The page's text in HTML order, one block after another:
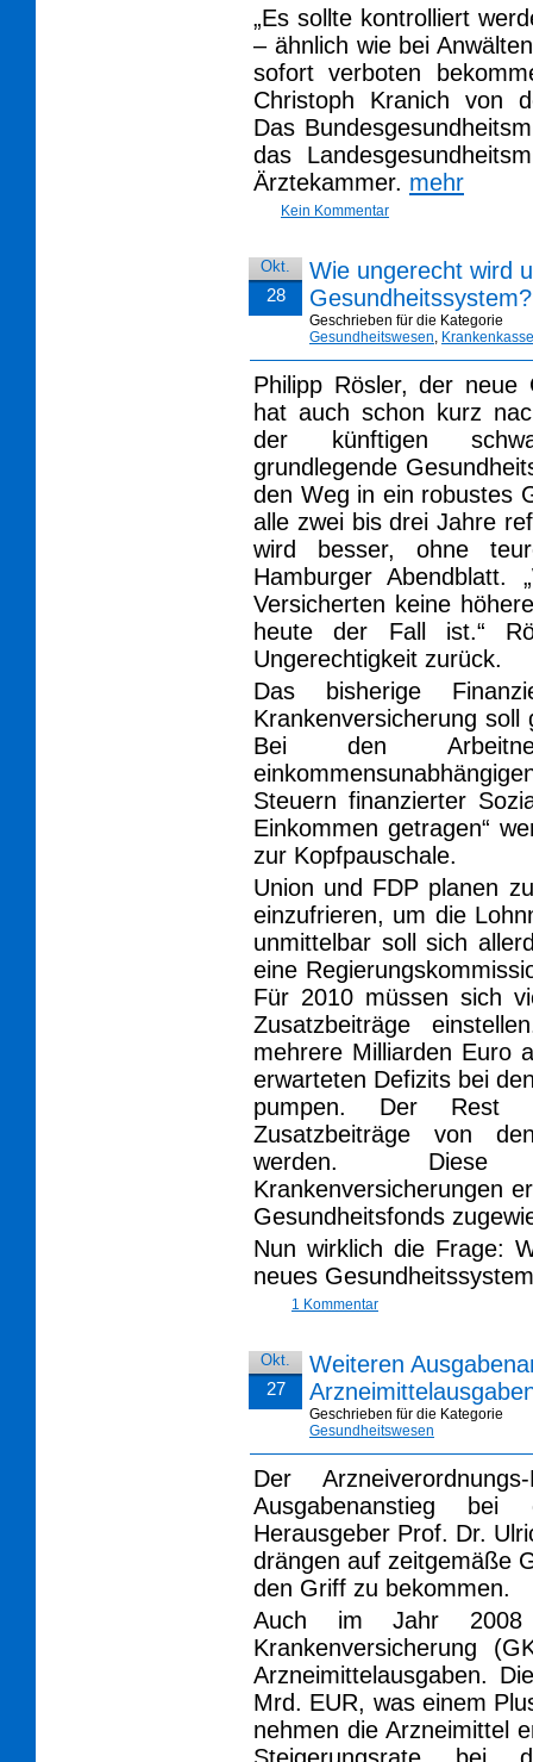
„Es sollte kontrolliert
– ähnlich wie bei
sofort verboten
Christoph Kranich von
Das
das
Ärztekammer. mehr
Kein Kommentar
Okt.
28
Wie ungerecht wird
Gesundheitssystem?
Geschrieben für die Kategorie
Gesundheitswesen,
Philipp Rösler, der neue
hat auch schon kurz
der künftigen
grundlegende
den Weg in ein robustes
alle zwei bis drei Jahre
wird besser, ohne
Hamburger
Versicherten keine
heute der Fall ist.“
Ungerechtigkeit zurück.
Das bisherige
Krankenversicherung
Bei den
Steuern finanzierter
Einkommen getragen“
zur Kopfpauschale.
Union und FDP planen
einzufrieren, um die
unmittelbar soll sich
eine
Für 2010 müssen sich
Zusatzbeiträge
mehrere Milliarden Euro
erwarteten Defizits bei
pumpen. Der Rest
Zusatzbeiträge von
werden. Diese
Krankenversicherungen
Gesundheitsfonds
Nun wirklich die Frage:
neues
1 Kommentar
Okt.
27
Weiteren
Geschrieben für die Kategorie
Gesundheitswesen
Der
Ausgabenanstieg bei
Herausgeber Prof. Dr.
drängen auf zeitgemäße
den Griff zu bekommen.
Auch im Jahr 2008
Krankenversicherung
Arzneimittelausgaben.
Mrd. EUR, was einem
nehmen die Arzneimittel